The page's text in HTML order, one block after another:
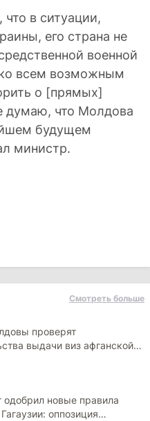
в ситуации,
его страна не
военной
всем возможным
о [прямых]
думаю, что Молдова
будущем
министр.
Смотреть больше
проверят
выдачи виз афганской
одобрил новые правила
оппозиция